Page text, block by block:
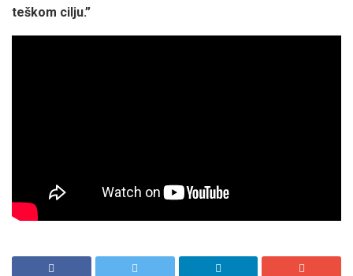
teškom cilju.”